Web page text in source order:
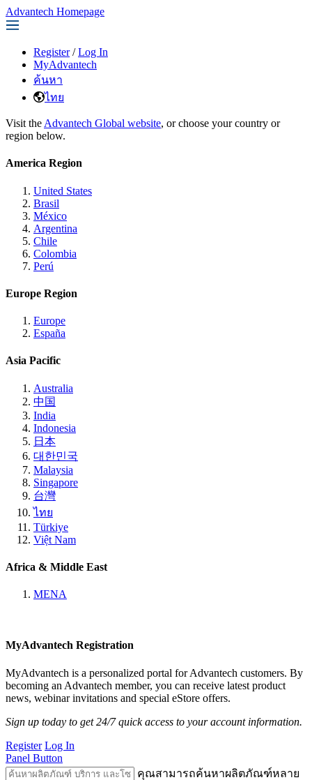
Advantech Homepage
Register / Log In
MyAdvantech
ค้นหา
ไทย
Visit the Advantech Global website, or choose your country or
region below.
America Region
United States
Brasil
México
Argentina
Chile
Colombia
Perú
Europe Region
Europe
España
Asia Pacific
Australia
中国
India
Indonesia
日本
대한민국
Malaysia
Singapore
台灣
ไทย
Türkiye
Việt Nam
Africa & Middle East
MENA
MyAdvantech Registration
MyAdvantech is a personalized portal for Advantech customers. By
becoming an Advantech member, you can receive latest product
news, webinar invitations and special eStore offers.
Sign up today to get 24/7 quick access to your account information.
Register Log In
Panel Button
คุณสามารถค้นหาผลิตภัณฑ์หลาย